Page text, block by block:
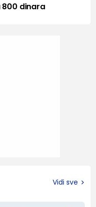
800 dinara
Vidi sve